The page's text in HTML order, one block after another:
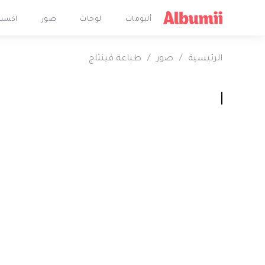
ألبومات لوحات صور
الرئيسية / صور / طباعة فينتاج